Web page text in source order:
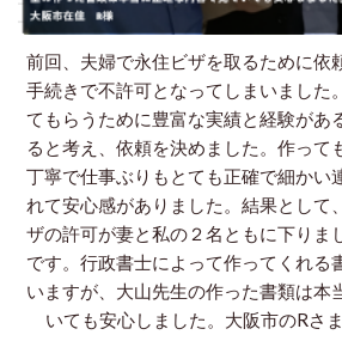
前回、夫婦で永住ビザを取るために依
手続きで不許可となってしまいました
てもらうために豊富な実績と経験があ
ると考え、依頼を決めました。作って
丁寧で仕事ぶりもとても正確で細かい
れて安心感がありました。結果として
ザの許可が妻と私の２名ともに下りま
です。行政書士によって作ってくれる
いますが、大山先生の作った書類は本
いても安心しました。 大阪市のRさ